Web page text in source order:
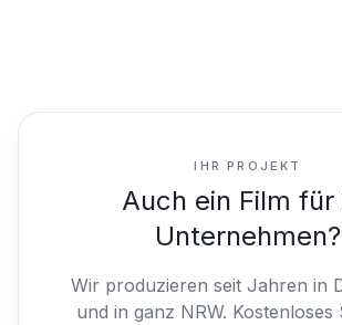
IHR PROJEKT
Auch ein Film für
Unternehmen?
Wir produzieren seit Jahren in
und in ganz NRW. Kostenloses